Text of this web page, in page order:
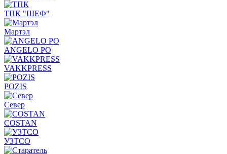
ТПК "ШЕФ"
Мартэл
ANGELO PO
VAKKPRESS
POZIS
Север
COSTAN
УЗТСО